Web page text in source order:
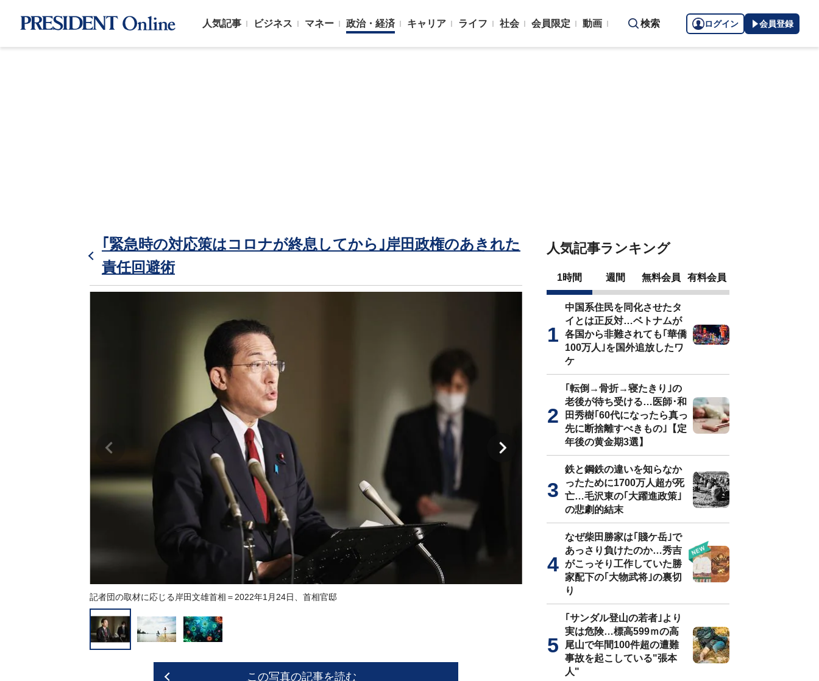
人気記事 ビジネス マネー 政治・経済 キャリア ライフ 社会 会員限定 動画 検索 ログイン 会員登録
｢緊急時の対応策はコロナが終息してから｣岸田政権のあきれた
責任回避術
記者団の取材に応じる岸田文雄首相＝2022年1月24日、首相官邸 ※写真はイメージです
この写真の記事を読む
人気記事ランキング
1時間 週間 無料会員 有料会員
中国系住民を同化させたタ
イとは正反対…ベトナムが
各国から非難されても｢華僑
100万人｣を国外追放したワ
ケ
｢転倒→骨折→寝たきり｣の
老後が待ち受ける…医師･和
田秀樹｢60代になったら真っ
先に断捨離すべきもの｣【定
年後の黄金期3選】
鉄と鋼鉄の違いを知らなか
ったために1700万人超が死
亡…毛沢東の｢大躍進政策｣
の悲劇的結末
なぜ柴田勝家は｢賤ケ岳｣で
あっさり負けたのか…秀吉
がこっそり工作していた勝
家配下の｢大物武将｣の裏切
り
｢サンダル登山の若者｣より
実は危険…標高599ｍの高
尾山で年間100件超の遭難
事故を起こしている"張本
人"